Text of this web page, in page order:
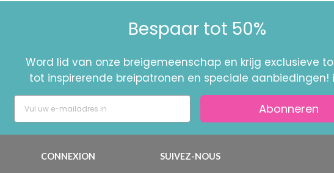
Bespaar tot 50%
Word lid van onze breigemeenschap en krijg exclusieve
tot inspirerende breipatronen en speciale aanbiedingen!
Abonneren
CONNEXION SUIVEZ-NOUS